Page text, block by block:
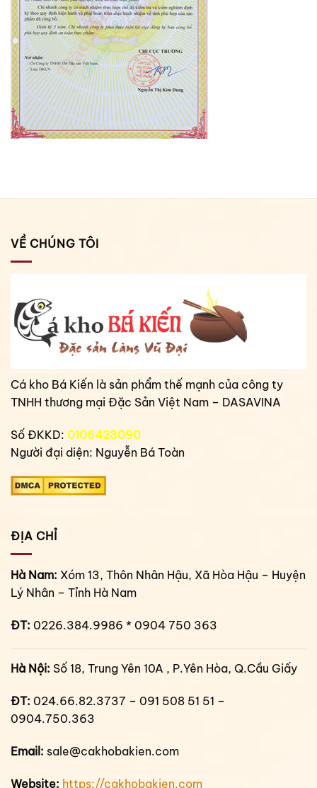
VỀ CHÚNG TÔI
Cá kho Bá Kiến là sản phẩm thế mạnh của công ty
TNHH thương mại Đặc Sản Việt Nam – DASAVINA
Số ĐKKD: 0106423090
Người đại diện: Nguyễn Bá Toàn
ĐỊA CHỈ
Hà Nam: Xóm 13, Thôn Nhân Hậu, Xã Hòa Hậu – Huyện
Lý Nhân – Tỉnh Hà Nam
ĐT: 0226.384.9986 * 0904 750 363
Hà Nội: Số 18, Trung Yên 10A , P.Yên Hòa, Q.Cầu Giấy
ĐT: 024.66.82.3737 – 091 508 51 51 –
0904.750.363
Email: sale@cakhobakien.com
Website: https://cakhobakien.com